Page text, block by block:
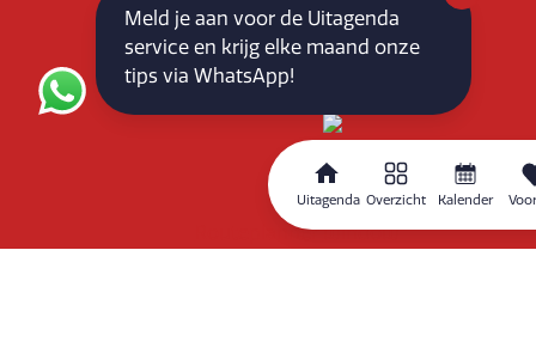
Uitagenda Overzicht Kalender
E-mail: info@vlaardingenpartners.nl
KvK: 71555544
BTW : NL858760939B01
Routeplanner
Meld je aan voor de Uitagenda
service en krijg elke maand onze
tips via WhatsApp!